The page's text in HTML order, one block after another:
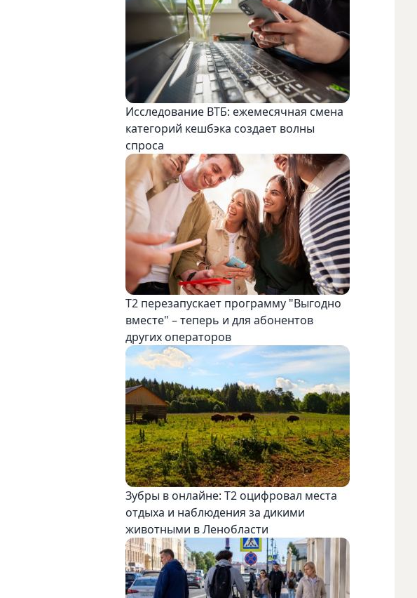
Исследование ВТБ: ежемесячная смена
категорий кешбэка создает волны
спроса
Т2 перезапускает программу "Выгодно
вместе" – теперь и для абонентов
других операторов
Зубры в онлайне: Т2 оцифровал места
отдыха и наблюдения за дикими
животными в Ленобласти